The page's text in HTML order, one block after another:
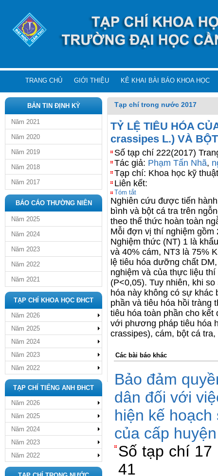
TRANG CHỦ GIỚI THIỆU KÊ KHAI BÀI BÁO KHOA HỌC
BẢN TIN ĐỊNH KỲ
Năm 2021
Năm 2020
Năm 2019
Năm 2018
Năm 2017
BÁO CÁO THƯỜNG NIÊN
Năm 2025
Năm 2024
Năm 2023
Năm 2022
Năm 2021
TẠP CHÍ KHOA HỌC ĐHCT
Năm 2026
Năm 2025
Năm 2024
Năm 2023
Năm 2022
TẠP CHÍ TIẾNG ANH ĐHCT
Năm 2026
Năm 2025
Năm 2024
Năm 2023
Năm 2022
Tạp chí trong nước 2017
TỶ LỆ TIÊU HÓA
crassipes L.) VÀ
Số tạp chí 222(2017)
Tác giả: Phạm Tấn Nhã,
Tạp chí: Khoa học kỹ
Liên kết:
Tóm tắt
Nghiên cứu được tiến
bình và bột cá tra trên
theo thể thức hoàn toàn
Mỗi đợn vị thí nghiệm
Nghiệm thức (NT) 1 là
và 40% cám, NT3 là 75%
lệ tiêu hóa dưỡng chất
nghiệm và của thực liệu
(P<0,05). Tuy nhiên, khi
hóa này không có sự khác
phần và tiêu hóa hồi tràng
tiêu hóa toàn phần cho kết
với phương pháp tiêu hóa
crassipes), cám, bột cá
Các bài báo khác
Bảo đảm
dân đối với
hiện kế
của cấp huyện
Số tạp chí 17
41